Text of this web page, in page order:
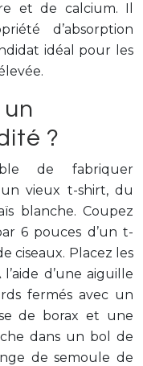
et de calcium. Il
d’absorption
idéal pour les
?
de fabriquer
vieux t-shirt, du
blanche. Coupez
6 pouces d’un t-
ciseaux. Placez les
d’une aiguille
fermés avec un
de borax et une
dans un bol de
de semoule de